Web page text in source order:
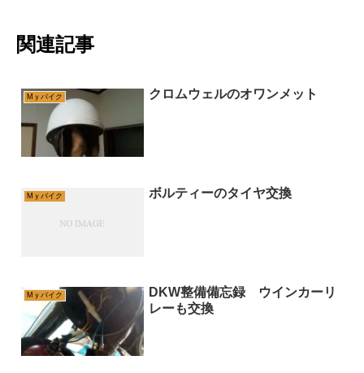
関連記事
Mｙバイク クロムウェルのオワンメット
Mｙバイク ボルティーのタイヤ交換
Mｙバイク
DKW整備備忘録 ウインカーリ
レーも交換